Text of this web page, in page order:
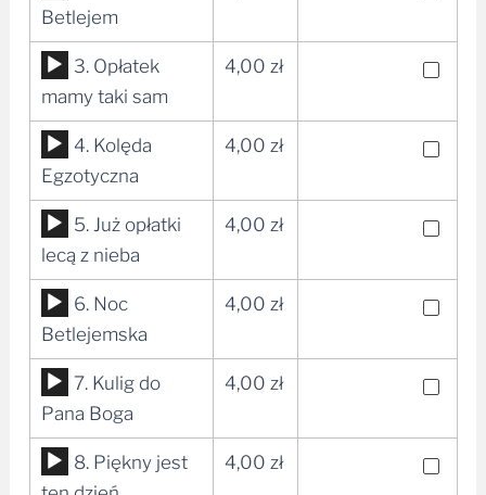
plików
dźwiękowych
Betlejem
Odtwarzacz
plików
dźwiękowych
3. Opłatek
mamy taki sam
4,00 zł
Odtwarzacz
plików
dźwiękowych
4. Kolęda
Egzotyczna
4,00 zł
Odtwarzacz
plików
dźwiękowych
5. Już opłatki
lecą z nieba
4,00 zł
Odtwarzacz
plików
dźwiękowych
6. Noc
Betlejemska
4,00 zł
Odtwarzacz
plików
dźwiękowych
7. Kulig do
Pana Boga
4,00 zł
Odtwarzacz
8. Piękny jest
4,00 zł